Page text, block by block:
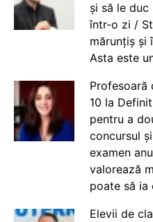
și să le duc
într-o zi /
mărunțiș și
Asta este
Profesoară
10 la
pentru a
concursul
examen
valorează
poate să ia
Elevii de